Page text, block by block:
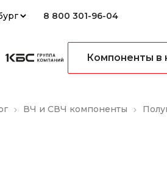
8 800 301-96-04
Компоненты в
ВЧ и СВЧ компоненты